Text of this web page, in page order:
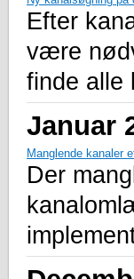
Efter
være
finde alle
Januar
Manglende kanaler
Der